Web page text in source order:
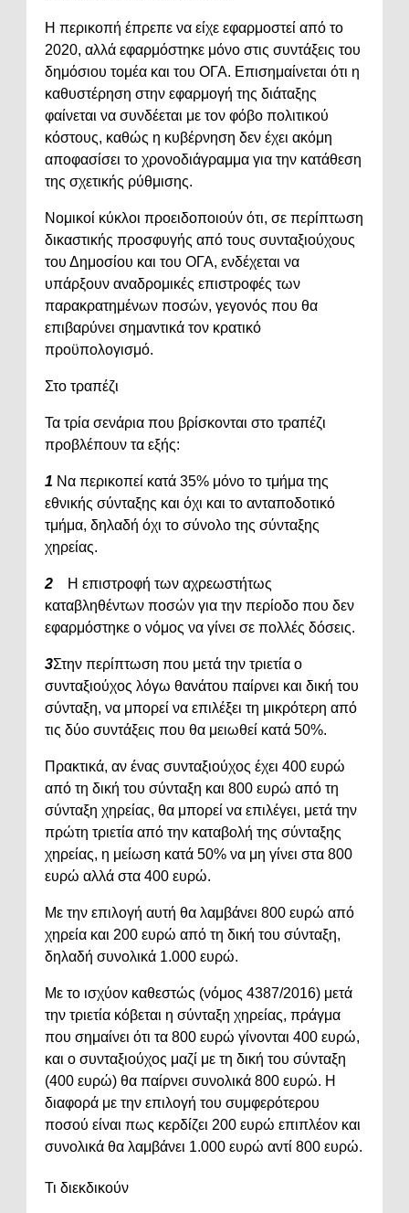
Η περικοπή έπρεπε να είχε εφαρμοστεί από το
2020, αλλά εφαρμόστηκε μόνο στις συντάξεις του
δημόσιου τομέα και του ΟΓΑ. Επισημαίνεται ότι η
καθυστέρηση στην εφαρμογή της διάταξης
φαίνεται να συνδέεται με τον φόβο πολιτικού
κόστους, καθώς η κυβέρνηση δεν έχει ακόμη
αποφασίσει το χρονοδιάγραμμα για την κατάθεση
της σχετικής ρύθμισης.
Νομικοί κύκλοι προειδοποιούν ότι, σε περίπτωση
δικαστικής προσφυγής από τους συνταξιούχους
του Δημοσίου και του ΟΓΑ, ενδέχεται να
υπάρξουν αναδρομικές επιστροφές των
παρακρατημένων ποσών, γεγονός που θα
επιβαρύνει σημαντικά τον κρατικό
προϋπολογισμό.
Στο τραπέζι
Τα τρία σενάρια που βρίσκονται στο τραπέζι
προβλέπουν τα εξής:
1 Να περικοπεί κατά 35% μόνο το τμήμα της
εθνικής σύνταξης και όχι και το ανταποδοτικό
τμήμα, δηλαδή όχι το σύνολο της σύνταξης
χηρείας.
2
Η επιστροφή των αχρεωστήτως
καταβληθέντων ποσών για την περίοδο που δεν
εφαρμόστηκε ο νόμος να γίνει σε πολλές δόσεις.
3Στην περίπτωση που μετά την τριετία ο
συνταξιούχος λόγω θανάτου παίρνει και δική του
σύνταξη, να μπορεί να επιλέξει τη μικρότερη από
τις δύο συντάξεις που θα μειωθεί κατά 50%.
Πρακτικά, αν ένας συνταξιούχος έχει 400 ευρώ
από τη δική του σύνταξη και 800 ευρώ από τη
σύνταξη χηρείας, θα μπορεί να επιλέγει, μετά την
πρώτη τριετία από την καταβολή της σύνταξης
χηρείας, η μείωση κατά 50% να μη γίνει στα 800
ευρώ αλλά στα 400 ευρώ.
Με την επιλογή αυτή θα λαμβάνει 800 ευρώ από
χηρεία και 200 ευρώ από τη δική του σύνταξη,
δηλαδή συνολικά 1.000 ευρώ.
Με το ισχύον καθεστώς (νόμος 4387/2016) μετά
την τριετία κόβεται η σύνταξη χηρείας, πράγμα
που σημαίνει ότι τα 800 ευρώ γίνονται 400 ευρώ,
και ο συνταξιούχος μαζί με τη δική του σύνταξη
(400 ευρώ) θα παίρνει συνολικά 800 ευρώ. Η
διαφορά με την επιλογή του συμφερότερου
ποσού είναι πως κερδίζει 200 ευρώ επιπλέον και
συνολικά θα λαμβάνει 1.000 ευρώ αντί 800 ευρώ.
Τι διεκδικούν